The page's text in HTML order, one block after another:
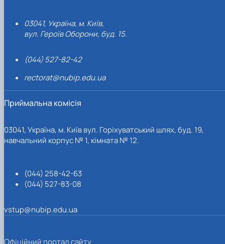
03041, Україна, м. Київ,
вул. Героїв Оборони, буд. 15.
(044) 527-82-42
rectorat@nubip.edu.ua
Приймальна комісія
03041, Україна, м. Київ вул. Горіхуватський шлях, буд. 19,
навчальний корпус № 1, кімната № 12.
(044) 258-42-63
(044) 527-83-08
vstup@nubip.edu.ua
Офіційний портал сайту